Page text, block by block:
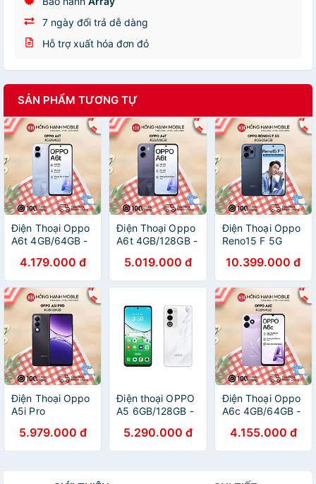
7 ngày đổi trả dễ dàng
Hỗ trợ xuất hóa đơn đỏ
SẢN PHẨM TƯƠNG TỰ
Điện Thoại Oppo
A6t 4GB/64GB -
4.179.000 đ
Điện Thoại Oppo
A6t 4GB/128GB -
5.019.000 đ
Điện Thoại Oppo
Reno15 F 5G
Hàng Chính Hãng
10.399.000 đ
Điện Thoại Oppo
A5i Pro
Hàng Chính Hãng
5.979.000 đ
Điện thoại OPPO
A5 6GB/128GB -
5.290.000 đ
Điện Thoại Oppo
A6c 4GB/64GB -
4.155.000 đ